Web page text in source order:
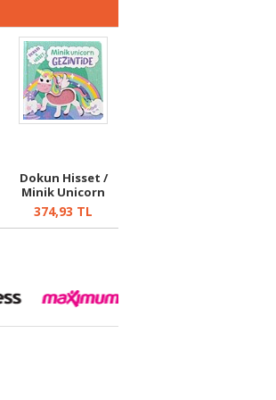
Dokun Hisset /
Minik Unicorn
Gezintide
374,93 TL